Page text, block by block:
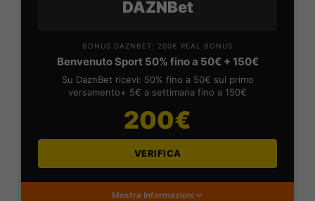
DAZNBet
BONUS DAZNBET: 200€ REAL BONUS
Benvenuto Sport 50% fino a 50€ + 150€
Su DaznBet ricevi: 50% fino a 50€ sul primo
versamento+ 5€ a settimana fino a 150€
200€
VERIFICA
Mostra Informazioni